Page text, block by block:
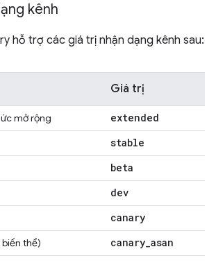
kênh
hỗ trợ các giá trị nhận dạng kênh sau:
Giá trị
mở rộng extended
stable
beta
dev
canary
thể) canary_asan